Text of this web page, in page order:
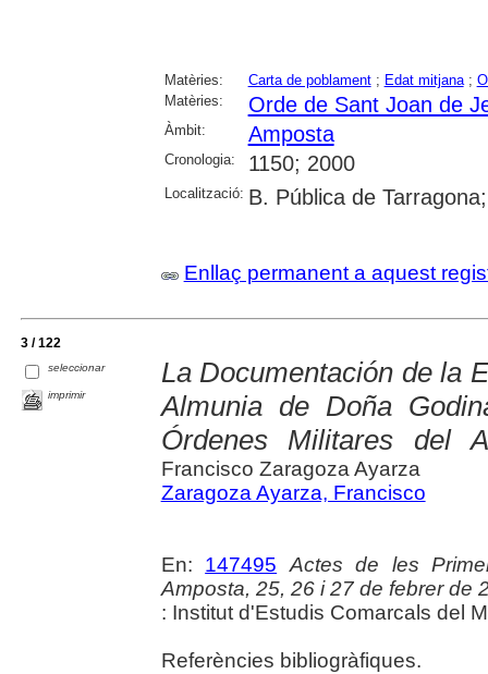
Matèries: Carta de poblament; Edat mitjana;
Matèries:
Orde de Sant Joan de
Àmbit: Amposta
Cronologia: 1150; 2000
Localització: B. Pública de
Enllaç permanent a aquest
3 / 122
seleccionar
imprimir
La Documentación de la
Almunia de Doña
Órdenes Militares del
Francisco Zaragoza Ayarza
Zaragoza Ayarza, Francisco
En: 147495
Actes de les
Amposta, 25, 26 i 27 de febrer de
: Institut d'Estudis Comarcals del
Referències bibliogràfiques.